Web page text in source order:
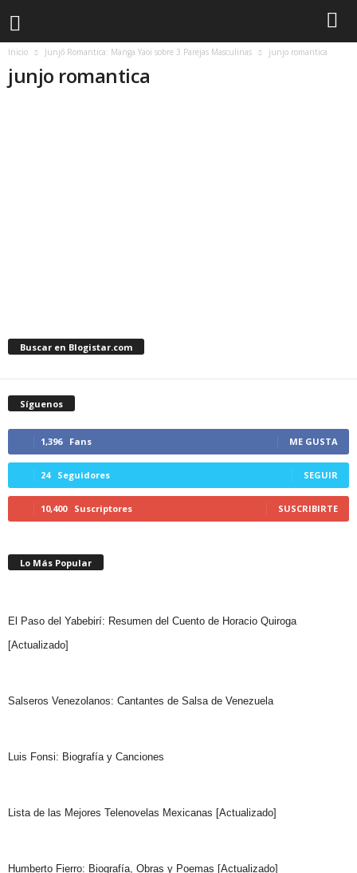
Inicio Junjō Romantica: Manga Yaoi sobre 3 Parejas Masculinas junjo romantica
junjo romantica
Buscar en Blogistar.com
Síguenos
1,396 Fans ME GUSTA
24 Seguidores SEGUIR
10,400 Suscriptores SUSCRIBIRTE
Lo Más Popular
El Paso del Yabebirí: Resumen del Cuento de Horacio Quiroga
[Actualizado]
Salseros Venezolanos: Cantantes de Salsa de Venezuela
Luis Fonsi: Biografía y Canciones
Lista de las Mejores Telenovelas Mexicanas [Actualizado]
Humberto Fierro: Biografía, Obras y Poemas [Actualizado]